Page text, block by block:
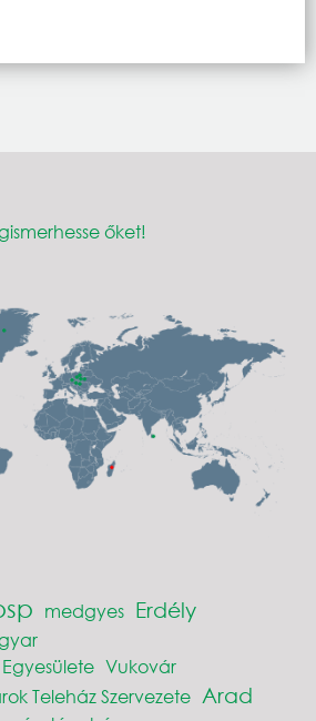
őket!
medgyes Erdély
Vukovár
Teleház Szervezete Arad